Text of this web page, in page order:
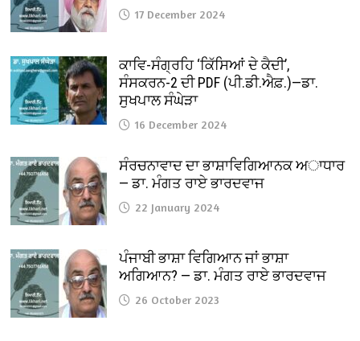
17 December 2024
ਕਾਵਿ-ਸੰਗ੍ਰਹਿ ‘ਕਿੱਸਿਆਂ ਦੇ ਕੈਦੀ’,
ਸੰਸਕਰਨ-2 ਦੀ PDF (ਪੀ.ਡੀ.ਐਫ਼.)—ਡਾ.
ਸੁਖਪਾਲ ਸੰਘੇੜਾ
16 December 2024
ਸੰਰਚਨਾਵਾਦ ਦਾ ਭਾਸ਼ਾਵਿਗਿਆਨਕ ਅਾਧਾਰ
— ਡਾ. ਮੰਗਤ ਰਾਏ ਭਾਰਦਵਾਜ
22 January 2024
ਪੰਜਾਬੀ ਭਾਸ਼ਾ ਵਿਗਿਆਨ ਜਾਂ ਭਾਸ਼ਾ
ਅਗਿਆਨ? — ਡਾ. ਮੰਗਤ ਰਾਏ ਭਾਰਦਵਾਜ
26 October 2023